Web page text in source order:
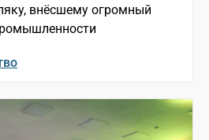
внёсшему огромный